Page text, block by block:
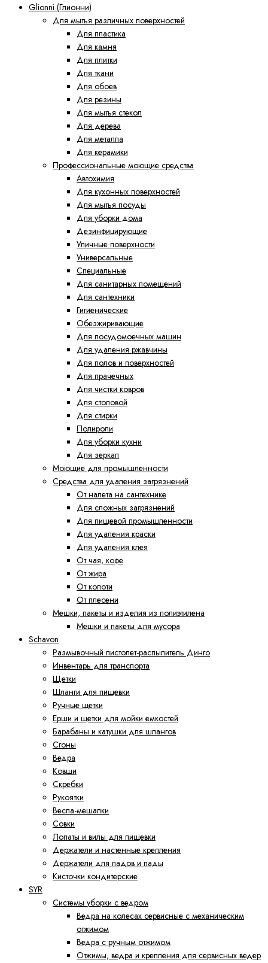
Glionni (Глионни)
Для мытья различных поверхностей
Для пластика
Для камня
Для плитки
Для ткани
Для обоев
Для резины
Для мытья стекол
Для дерева
Для металла
Для керамики
Профессиональные моющие средства
Автохимия
Для кухонных поверхностей
Для мытья посуды
Для уборки дома
Дезинфицирующие
Уличные поверхности
Универсальные
Специальные
Для санитарных помещений
Для сантехники
Гигиенические
Обезжиривающие
Для посудомоечных машин
Для удаления ржавчины
Для полов и поверхностей
Для прачечных
Для чистки ковров
Для столовой
Для стирки
Полироли
Для уборки кухни
Для зеркал
Моющие для промышленности
Средства для удаления загрязнений
От налета на сантехнике
Для сложных загрязнений
Для пищевой промышленности
Для удаления краски
Для удаления клея
От чая, кофе
От жира
От копоти
От плесени
Мешки, пакеты и изделия из полиэтилена
Мешки и пакеты для мусора
Schavon
Размывочный пистолет-распылитель Динго
Инвентарь для транспорта
Щетки
Шланги для пищевки
Ручные щетки
Ерши и щетки для мойки емкостей
Барабаны и катушки для шлангов
Сгоны
Ведра
Ковши
Скребки
Рукоятки
Весла-мешалки
Совки
Лопаты и вилы для пищевки
Держатели и настенные крепления
Держатели для падов и пады
Кисточки кондитерские
SYR
Системы уборки с ведром
Ведра на колесах сервисные с механическим
отжимом
Ведра с ручным отжимом
Отжимы, ведра и крепления для сервисных ведер